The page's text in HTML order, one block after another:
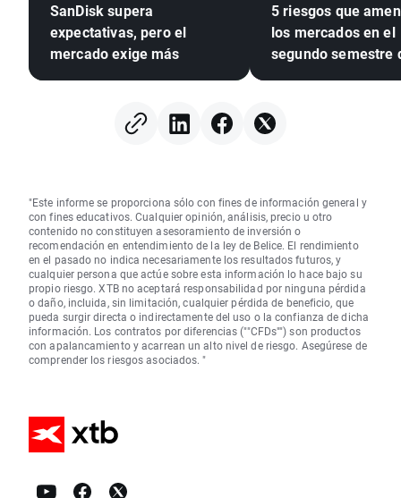
SanDisk supera
expectativas, pero el
mercado exige más
5 riesgos que
los mercados en el
segundo semestre
"Este informe se proporciona sólo con fines de información general y
con fines educativos. Cualquier opinión, análisis, precio u otro
contenido no constituyen asesoramiento de inversión o
recomendación en entendimiento de la ley de Belice. El rendimiento
en el pasado no indica necesariamente los resultados futuros, y
cualquier persona que actúe sobre esta información lo hace bajo su
propio riesgo. XTB no aceptará responsabilidad por ninguna pérdida
o daño, incluida, sin limitación, cualquier pérdida de beneficio, que
pueda surgir directa o indirectamente del uso o la confianza de dicha
información. Los contratos por diferencias (""CFDs"") son productos
con apalancamiento y acarrean un alto nivel de riesgo. Asegúrese de
comprender los riesgos asociados. "